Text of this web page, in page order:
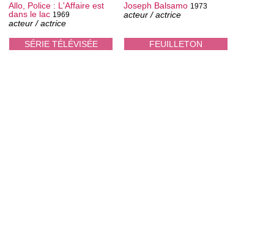
SÉRIE TÉLÉVISÉE
Allo, Police : L'Affaire est
dans le lac 1969
acteur / actrice
FEUILLETON
Joseph Balsamo 1973
acteur / actrice